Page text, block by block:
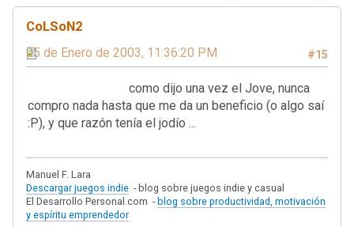
CoLSoN2
#15
05 de Enero de 2003, 11:36:20 PM
como dijo una vez el Jove, nunca
compro nada hasta que me da un beneficio (o algo saí
:P), y que razón tenía el jodío ...
Manuel F. Lara
Descargar juegos indie - blog sobre juegos indie y casual
El Desarrollo Personal.com - blog sobre productividad, motivación
y espíritu emprendedor